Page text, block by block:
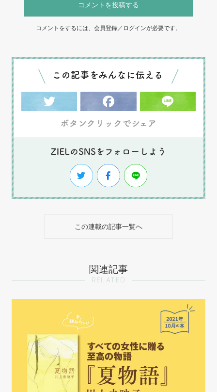
コメントを投稿する
コメントをするには、会員登録／ログインが必要です。
この連載の記事一覧へ
関連記事
RELATED